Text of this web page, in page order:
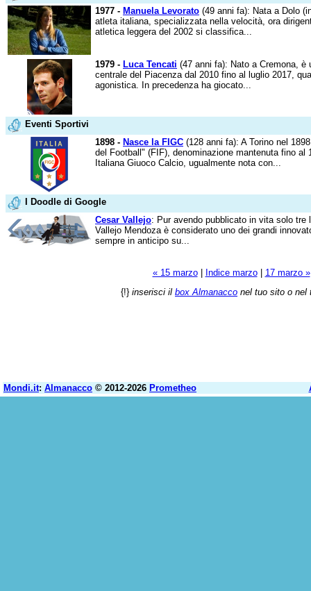
1977 - Manuela Levorato (49 anni fa): Nata a Dolo
atleta italiana, specializzata nella velocità, ora
atletica leggera del 2002 si classifica...
1979 - Luca Tencati (47 anni fa): Nato a Cremona,
centrale del Piacenza dal 2010 fino al luglio 2017,
agonistica. In precedenza ha giocato...
Eventi Sportivi
1898 - Nasce la FIGC (128 anni fa): A Torino nel
del Football" (FIF), denominazione mantenuta fino al
Italiana Giuoco Calcio, ugualmente nota con...
I Doodle di Google
Cesar Vallejo: Pur avendo pubblicato in vita solo tre
Vallejo Mendoza è considerato uno dei grandi
sempre in anticipo su...
« 15 marzo| Indice marzo| 17 marzo »
{!} inserisci il box Almanacco nel tuo sito o nel
Mondi.it: Almanacco © 2012-2026 Prometheo